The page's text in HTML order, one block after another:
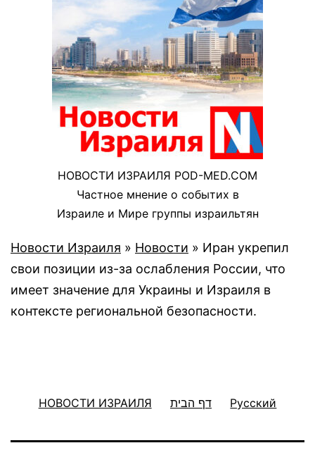
НОВОСТИ ИЗРАИЛЯ POD-MED.COM
Частное мнение о событих в
Израиле и Мире группы израильтян
Новости Израиля » Новости » Иран укрепил
свои позиции из-за ослабления России, что
имеет значение для Украины и Израиля в
контексте региональной безопасности.
НОВОСТИ ИЗРАИЛЯ דף הבית Русский